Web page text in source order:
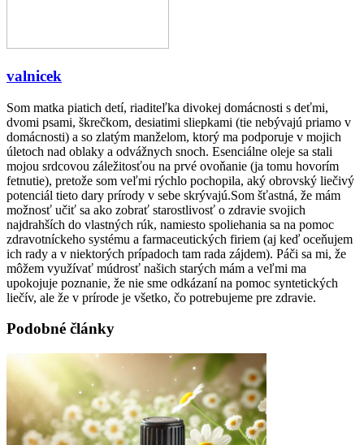
valnicek
Som matka piatich detí, riaditeľka divokej domácnosti s deťmi,
dvomi psami, škrečkom, desiatimi sliepkami (tie nebývajú priamo v
domácnosti) a so zlatým manželom, ktorý ma podporuje v mojich
úletoch nad oblaky a odvážnych snoch. Esenciálne oleje sa stali
mojou srdcovou záležitosťou na prvé ovoňanie (ja tomu hovorím
fetnutie), pretože som veľmi rýchlo pochopila, aký obrovský liečivý
potenciál tieto dary prírody v sebe skrývajú.Som šťastná, že mám
možnosť učiť sa ako zobrať starostlivosť o zdravie svojich
najdrahších do vlastných rúk, namiesto spoliehania sa na pomoc
zdravotníckeho systému a farmaceutických firiem (aj keď oceňujem
ich rady a v niektorých prípadoch tam rada zájdem). Páči sa mi, že
môžem využívať múdrosť našich starých mám a veľmi ma
upokojuje poznanie, že nie sme odkázaní na pomoc syntetických
liečív, ale že v prírode je všetko, čo potrebujeme pre zdravie.
Podobné články